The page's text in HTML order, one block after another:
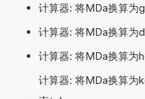
计算器: 将MDa换算为
计算器: 将MDa换算为
计算器: 将MDa换算为
计算器: 将MDa换算为